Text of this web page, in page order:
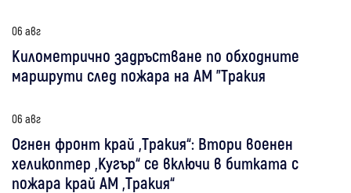
06 авг
Километрично задръстване по обходните
маршрути след пожара на АМ "Тракия
06 авг
Огнен фронт край „Тракия“: Втори военен
хеликоптер „Кугър“ се включи в битката с
пожара край АМ „Тракия“